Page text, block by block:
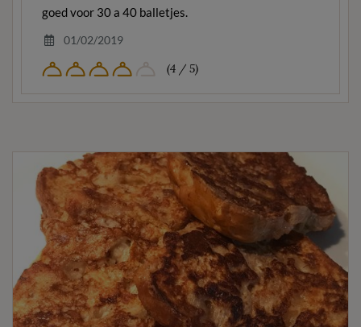
goed voor 30 a 40 balletjes.
01/02/2019
(4 / 5)